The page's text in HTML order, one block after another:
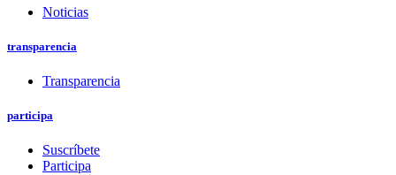
Noticias
transparencia
Transparencia
participa
Suscríbete
Participa